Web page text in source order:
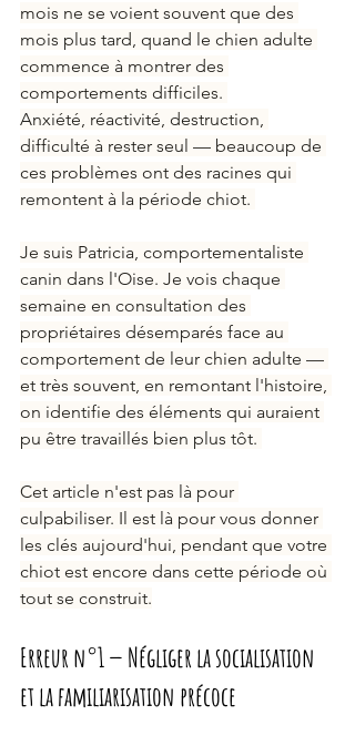
mois ne se voient souvent que des
mois plus tard, quand le chien adulte
commence à montrer des
comportements difficiles.
Anxiété, réactivité, destruction,
difficulté à rester seul — beaucoup de
ces problèmes ont des racines qui
remontent à la période chiot.
Je suis Patricia, comportementaliste
canin dans l'Oise. Je vois chaque
semaine en consultation des
propriétaires désemparés face au
comportement de leur chien adulte —
et très souvent, en remontant l'histoire,
on identifie des éléments qui auraient
pu être travaillés bien plus tôt.
Cet article n'est pas là pour
culpabiliser. Il est là pour vous donner
les clés aujourd'hui, pendant que votre
chiot est encore dans cette période où
tout se construit.
Erreur n°1 — Négliger la socialisation
et la familiarisation précoce